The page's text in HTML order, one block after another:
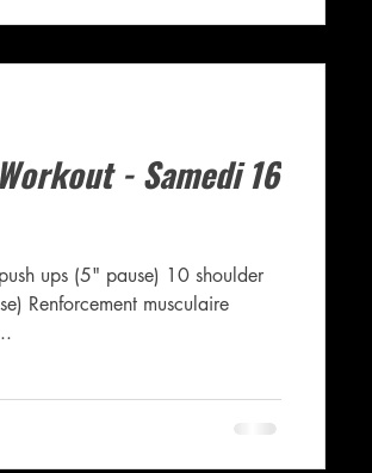
- Samedi 16
ups (5" pause) 10 shoulder
Renforcement musculaire